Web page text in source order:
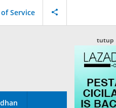
Service
tutup